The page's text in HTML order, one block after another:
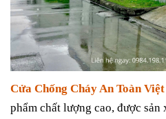
Cửa Chống Cháy An Toàn Việt
phẩm chất lượng cao, được